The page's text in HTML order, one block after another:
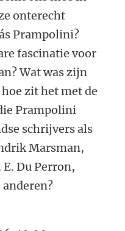
onterecht
Prampolini?
fascinatie voor
Wat was zijn
zit het met de
Prampolini
schrijvers als
Marsman,
Du Perron,